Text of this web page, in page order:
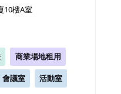
10樓A室
商業場地租用
會議室 活動室